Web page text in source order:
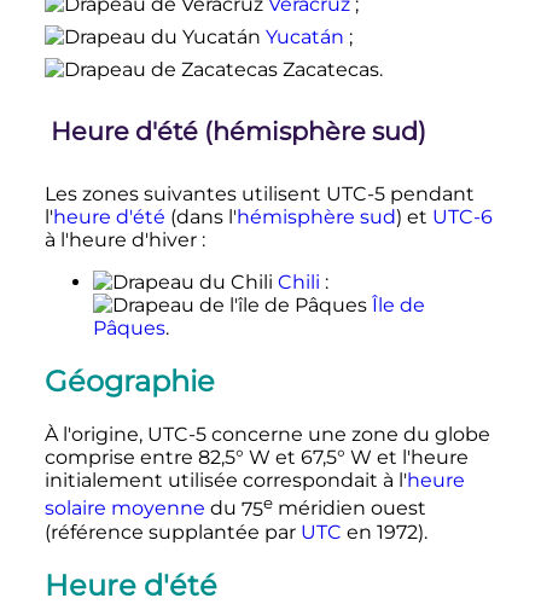
Yucatán ;
Zacatecas.
Heure d'été (hémisphère sud)
Les zones suivantes utilisent UTC-5 pendant
l'heure d'été (dans l'hémisphère sud) et UTC-6
à l'heure d'hiver :
Chili :
Île de
Pâques.
Géographie
À l'origine, UTC-5 concerne une zone du globe
comprise entre 82,5° W et 67,5° W et l'heure
initialement utilisée correspondait à l'heure
solaire moyenne du 75e méridien ouest
(référence supplantée par UTC en 1972).
Heure d'été